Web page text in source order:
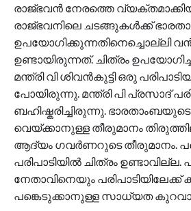
രാജ്ഭവൻ നേരത്തെ
രാജ്ഭവനിലെ ചടങ്ങുകൾക്ക്
ഉപയോഗിക്കുന്നതിനെച്ചൊല്ലി
ഉണ്ടായിരുന്നത്. ചിത്രം
മന്ത്രി വി ശിവൻകുട്ടി ഒരു
പോയിരുന്നു. മന്ത്രി പി പ്രസാദ്
ബഹിഷ്കരിച്ചിരുന്നു. ഭാരതാംബയുടെ
വെയ്ക്കാനുള്ള തീരുമാനം
ആദ്യം ഗവർണറുടെ തീരുമാനം.
പരിപാടിയിൽ ചിത്രം ഉണ്ടാവില്ല.
നേതാവിനെയും പരിപാടിയിലേക്ക്
പങ്കെടുക്കാനുള്ള സാധ്യത